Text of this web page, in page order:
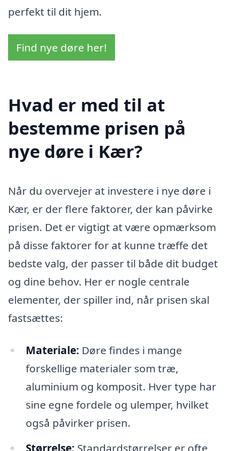
perfekt til dit hjem.
Find nye døre her!
Hvad er med til at
bestemme prisen på
nye døre i Kær?
Når du overvejer at investere i nye døre i
Kær, er der flere faktorer, der kan påvirke
prisen. Det er vigtigt at være opmærksom
på disse faktorer for at kunne træffe det
bedste valg, der passer til både dit budget
og dine behov. Her er nogle centrale
elementer, der spiller ind, når prisen skal
fastsættes:
Materiale: Døre findes i mange
forskellige materialer som træ,
aluminium og komposit. Hver type har
sine egne fordele og ulemper, hvilket
også påvirker prisen.
Størrelse: Standardstørrelser er ofte